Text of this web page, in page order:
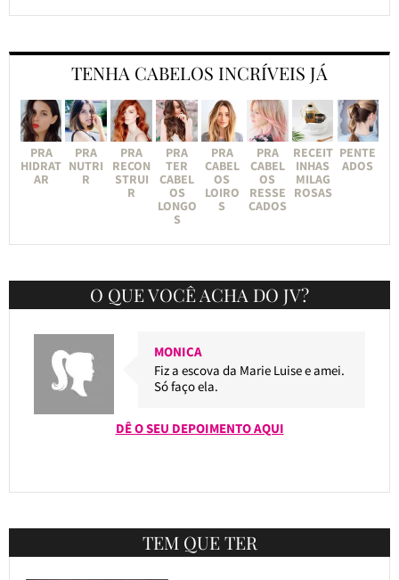
TENHA CABELOS INCRÍVEIS JÁ
PRA
HIDRAT
AR
PRA
NUTRI
R
PRA
RECON
STRUI
R
PRA
TER
CABEL
OS
LONGO
S
PRA
CABEL
OS
LOIRO
S
PRA
CABEL
OS
RESSE
CADOS
RECEIT
INHAS
MILAG
ROSAS
PENTE
ADOS
O QUE VOCÊ ACHA DO JV?
MONICA
Fiz a escova da Marie Luise e amei.
Só faço ela.
DÊ O SEU DEPOIMENTO AQUI
TEM QUE TER